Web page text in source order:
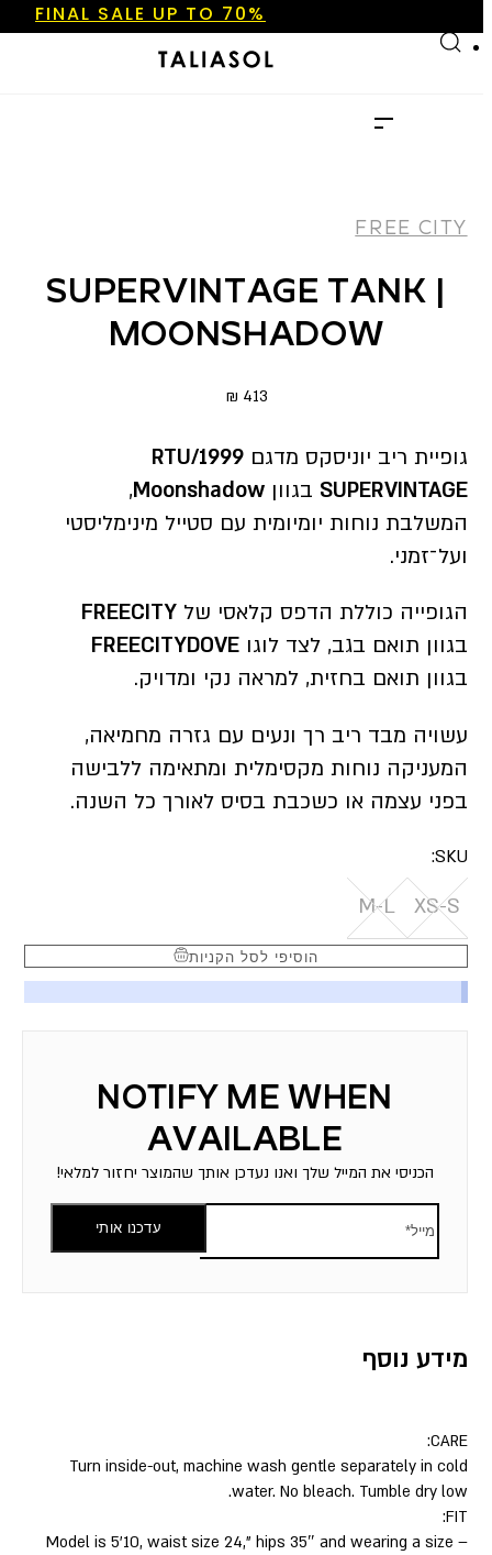
Skip to main content
NEW ARRIVALS SHOP NOW
NEW ARRIVALSSHOP NOW
FREE CITY
SUPERVINTAGE TANK |
MOONSHADOW
413
₪
גופיית ריב יוניסקס מדגםRTU/1999
SUPERVINTAGE בגווןMoonshadow
,
המשלבת נוחות יומיומית עם סטייל מינימליסטי
ועל־זמני.
הגופייה כוללת הדפס קלאסי שלFREECITY
בגוון תואם בגב, לצד לוגוFREECITYDOVE
בגוון תואם בחזית, למראה נקי ומדויק.
עשויה מבד ריב רך ונעים עם גזרה מחמיאה,
המעניקה נוחות מקסימלית ומתאימה ללבישה
בפני עצמה או כשכבת בסיס לאורך כל השנה.
SKU:
XS-S
M-L
הוסיפי לסל הקניות
הכניסי את המייל שלך ואנו נעדכן אותך שהמוצר יחזור למלאי!
עדכנו אותי
מידע נוסף
CARE:
Turn inside-out, machine wash gentle separately in cold
water. No bleach. Tumble dry low.
FIT:
– Model is 5’10, waist size 24,” hips 35″ and wearing a size